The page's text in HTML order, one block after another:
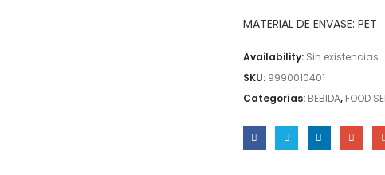
MATERIAL DE ENVASE: PET
Availability: Sin existencias
SKU: 9990010401
Categorías: BEBIDA, FOOD